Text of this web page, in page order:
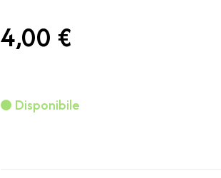
4,00 €
Disponibile